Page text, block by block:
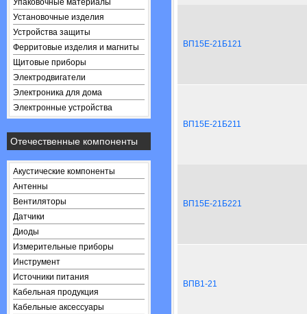
Упаковочные материалы
Установочные изделия
Устройства защиты
Ферритовые изделия и магниты
Щитовые приборы
Электродвигатели
Электроника для дома
Электронные устройства
Отечественные компоненты
Акустические компоненты
Антенны
Вентиляторы
Датчики
Диоды
Измерительные приборы
Инструмент
Источники питания
Кабельная продукция
Кабельные аксессуары
ВП15Е-21Б121
ВП15Е-21Б211
ВП15Е-21Б221
ВПВ1-21